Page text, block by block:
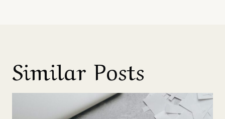
Similar Posts